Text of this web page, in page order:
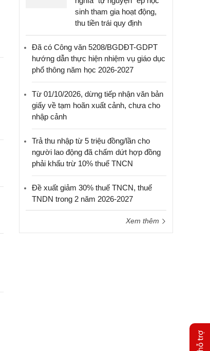
sinh tham gia hoạt động,
thu tiền trái quy định
Đã có Công văn 5208/BGDĐT-GDPT
hướng dẫn thực hiện nhiệm vụ giáo dục
phổ thông năm học 2026-2027
Từ 01/10/2026, dừng tiếp nhận văn bản
giấy về tạm hoãn xuất cảnh, chưa cho
nhập cảnh
Trả thu nhập từ 5 triệu đồng/lần cho
người lao động đã chấm dứt hợp đồng
phải khấu trừ 10% thuế TNCN
Đề xuất giảm 30% thuế TNCN, thuế
TNDN trong 2 năm 2026-2027
Xem thêm